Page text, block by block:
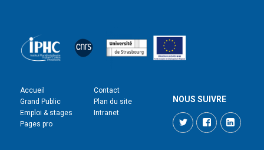
Accueil
Grand Public
Emploi & stages
Pages pro
Contact
Plan du site
Intranet
NOUS SUIVRE
TwitterFacebook